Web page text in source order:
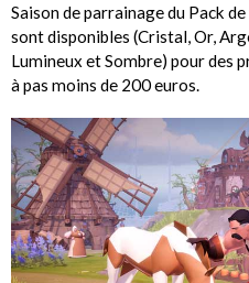
Saison de parrainage du Pack
sont disponibles (Cristal, Or,
Lumineux et Sombre) pour des
à pas moins de 200 euros.